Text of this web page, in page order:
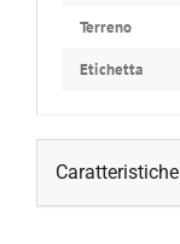
Terreno
Etichetta
Caratteristiche